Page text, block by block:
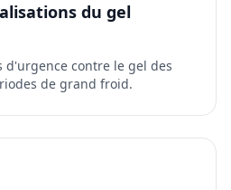
du gel
d'urgence contre le gel des
de grand froid.